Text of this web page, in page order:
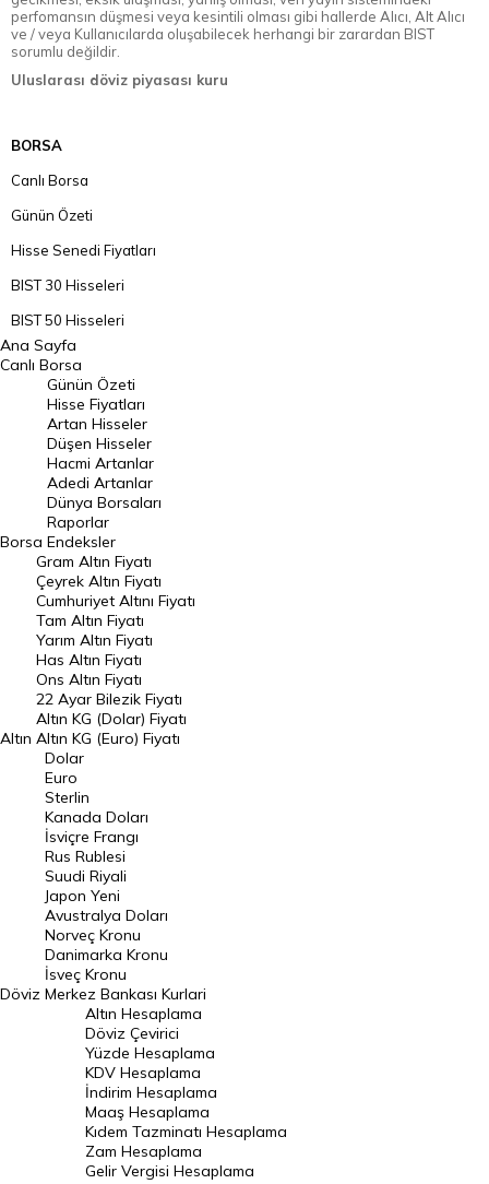
perfomansın düşmesi veya kesintili olması gibi hallerde Alıcı, Alt Alıcı
ve / veya Kullanıcılarda oluşabilecek herhangi bir zarardan BIST
sorumlu değildir.
Uluslarası döviz piyasası kuru
BORSA
Canlı Borsa
Günün Özeti
Hisse Senedi Fiyatları
BIST 30 Hisseleri
BIST 50 Hisseleri
BIST 100 Hisseleri
En Çok Artan Hisseler
En Çok Düşen Hisseler
Hacmi Artanlar
Geçmiş Kapanışlar
Dünya Borsaları
Raporlar
Endeksler
DÖVİZ
Döviz Kuru
Dolar Kuru
Euro Kuru
Pound Kuru
Frank Kuru
Riyal Kuru
Avustralya Doları
Danimarka Kronu Kuru
Kanada Doları Kuru
Norveç Kronu Kuru
İsveç Kronu Kuru
Japon Yeni Kuru
Serbest Piyasa Döviz Kurları
Merkez Bankası Döviz Kurları
Ana Sayfa
Canlı Borsa
Borsa
Günün Özeti
Hisse Fiyatları
Artan Hisseler
Düşen Hisseler
Hacmi Artanlar
Adedi Artanlar
Dünya Borsaları
Raporlar
Endeksler
Altın
Gram Altın Fiyatı
Çeyrek Altın Fiyatı
Cumhuriyet Altını Fiyatı
Tam Altın Fiyatı
Yarım Altın Fiyatı
Has Altın Fiyatı
Ons Altın Fiyatı
22 Ayar Bilezik Fiyatı
Altın KG (Dolar) Fiyatı
Altın KG (Euro) Fiyatı
Döviz
Dolar
Euro
Sterlin
Kanada Doları
İsviçre Frangı
Rus Rublesi
Suudi Riyali
Japon Yeni
Avustralya Doları
Norveç Kronu
Danimarka Kronu
İsveç Kronu
Merkez Bankası Kurlari
Altın Hesaplama
Döviz Çevirici
Yüzde Hesaplama
KDV Hesaplama
İndirim Hesaplama
Maaş Hesaplama
Kıdem Tazminatı Hesaplama
Zam Hesaplama
Gelir Vergisi Hesaplama